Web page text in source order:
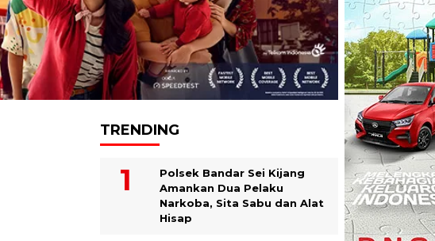
TRENDING
Polsek Bandar Sei Kijang
Amankan Dua Pelaku
Narkoba, Sita Sabu dan Alat
Hisap